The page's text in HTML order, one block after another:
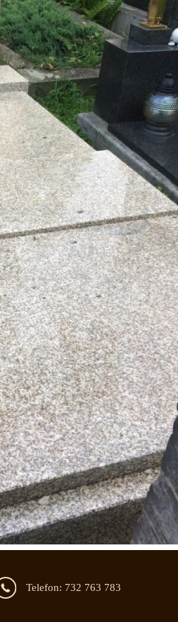
Telefon: 732 763 783